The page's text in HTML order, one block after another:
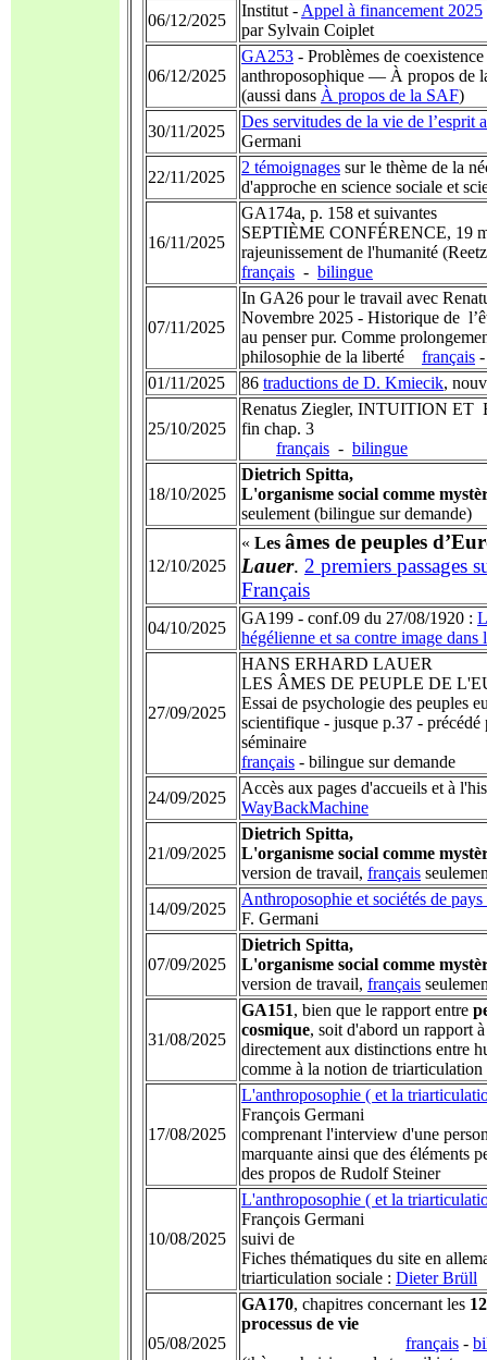
06/12/2025
Institut - Appel à financement 2025
par Sylvain Coiplet
06/12/2025
GA253 - Problèmes de
anthroposophique — À propos de
(aussi dans À propos de la SAF)
30/11/2025
Des servitudes de la vie de l’esprit
Germani
22/11/2025
2 témoignages sur le thème de la
d'approche en science sociale et
16/11/2025
GA174a, p. 158 et suivantes
SEPTIÈME CONFÉRENCE, 19
rajeunissement de l'humanité
français - bilingue
07/11/2025
In GA26 pour le travail avec
Novembre 2025 - Historique de
au penser pur. Comme
philosophie de la liberté français
01/11/2025
86 traductions de D. Kmiecik,
25/10/2025
Renatus Ziegler, INTUITION ET
fin chap. 3
français - bilingue
18/10/2025
Dietrich Spitta,
L'organisme social comme
seulement (bilingue sur demande)
12/10/2025
« Les âmes de peuples
Lauer. 2 premiers passages
Français
04/10/2025
GA199 - conf.09 du 27/08/1920 :
hégélienne et sa contre image dans
27/09/2025
HANS ERHARD LAUER
LES ÂMES DE PEUPLE DE
Essai de psychologie des peuples
scientifique - jusque p.37 -
séminaire
français - bilingue sur demande
24/09/2025
Accès aux pages d'accueils et à
WayBackMachine
21/09/2025
Dietrich Spitta,
L'organisme social comme
version de travail, français
14/09/2025
Anthroposophie et sociétés de
F. Germani
07/09/2025
Dietrich Spitta,
L'organisme social comme
version de travail, français
31/08/2025
GA151, bien que le rapport entre
cosmique, soit d'abord un rapport
directement aux distinctions entre
comme à la notion de
17/08/2025
L'anthroposophie ( et la
François Germani
comprenant l'interview d'une
marquante ainsi que des éléments
des propos de Rudolf Steiner
10/08/2025
L'anthroposophie ( et la
François Germani
suivi de
Fiches thématiques du site en
triarticulation sociale : Dieter Brüll
05/08/2025
GA170, chapitres concernant les
processus de vie
français -